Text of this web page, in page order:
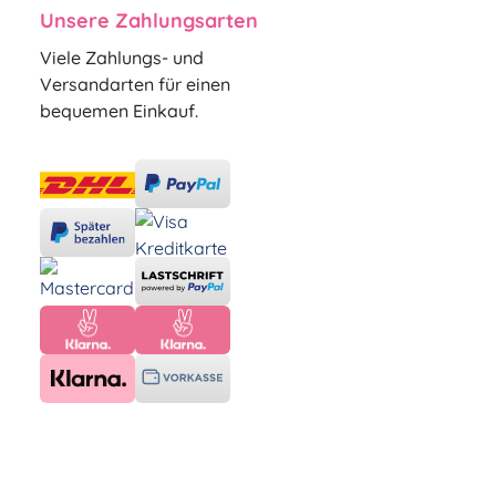
Unsere Zahlungsarten
Viele Zahlungs- und
Versandarten für einen
bequemen Einkauf.